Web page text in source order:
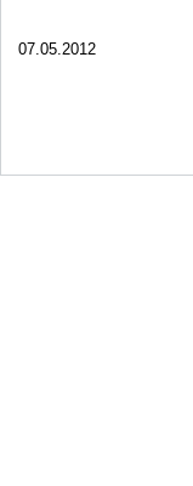
07.05.2012